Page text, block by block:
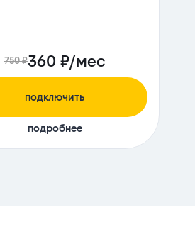
750 ₽360 ₽/мес
подключить
подробнее